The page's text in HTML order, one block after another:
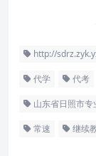
http://
代学 代考
山东省日照市
常速 继续